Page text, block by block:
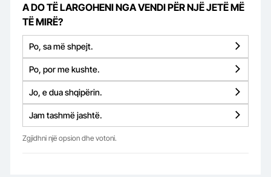
A DO TË LARGOHENI NGA VENDI PËR NJË JETË MË
TË MIRË?
Po, sa më shpejt.
Po, por me kushte.
Jo, e dua shqipërin.
Jam tashmë jashtë.
Zgjidhni një opsion dhe votoni.